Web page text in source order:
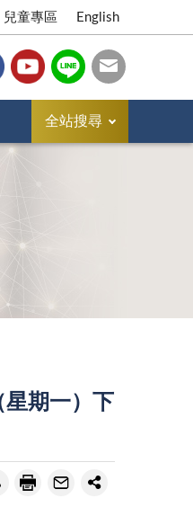
兒童專區 English
全站搜尋
期一）下